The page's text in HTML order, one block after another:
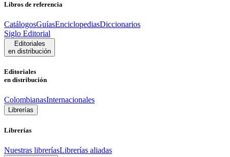
Libros de referencia
CatálogosGuíasEnciclopediasDiccionarios
Siglo Editorial
Editoriales
en distribución
Editoriales
en distribución
ColombianasInternacionales
Librerías
Librerías
Nuestras libreríasLibrerías aliadas